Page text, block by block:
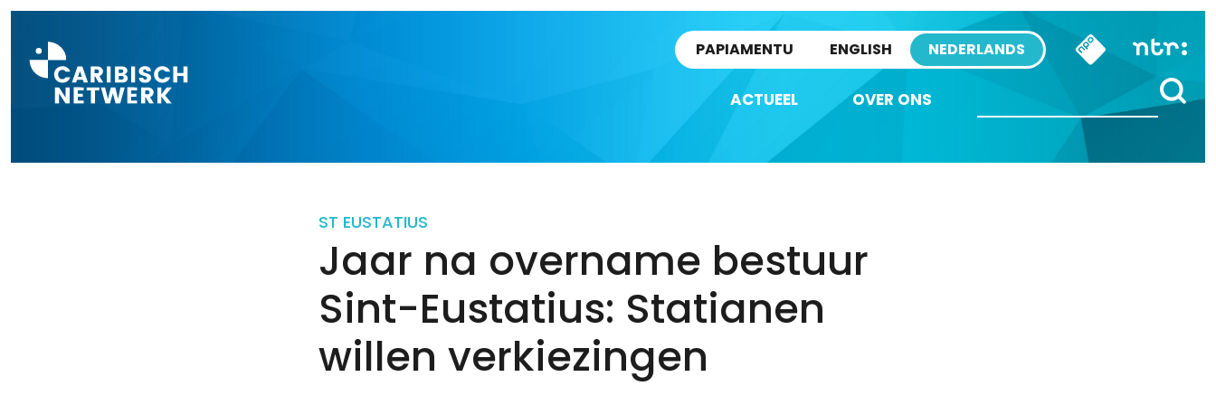
PAPIAMENTU ENGLISH NEDERLANDS
ACTUEEL OVER ONS
ST EUSTATIUS
Jaar na overname bestuur
Sint-Eustatius: Statianen
willen verkiezingen